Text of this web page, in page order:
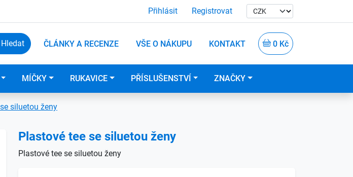
Přihlásit Registrovat
ČLÁNKY A RECENZE VŠE O NÁKUPU KONTAKT 0 Kč
MÍČKY RUKAVICE PŘÍSLUŠENSTVÍ ZNAČKY
siluetou ženy
Plastové tee se siluetou ženy
Plastové tee se siluetou ženy